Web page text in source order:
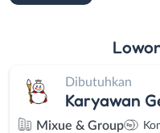
Dibutuhkan
Karyawan
Mixue & Group